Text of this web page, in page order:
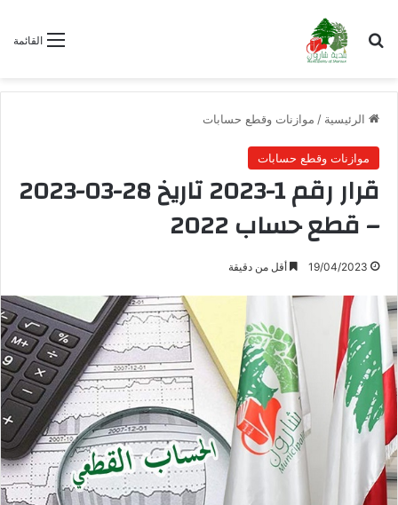
القائمة بحث عن
الرئيسية / موازنات وقطع حسابات
موازنات وقطع حسابات
قرار رقم 1-2023 تاريخ 28-03-2023
– قطع حساب 2022
19/04/2023 أقل من دقيقة